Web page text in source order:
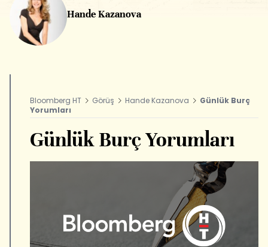
Hande Kazanova
Bloomberg HT Görüş Hande Kazanova
Günlük Burç
Yorumları
Günlük Burç Yorumları